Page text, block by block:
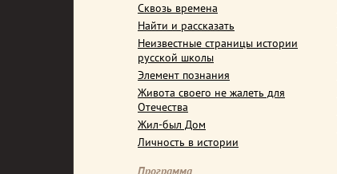
Сквозь времена
Найти и рассказать
Неизвестные страницы истории
русской школы
Элемент познания
Живота своего не жалеть для
Отечества
Жил-был Дом
Личность в истории
Программа